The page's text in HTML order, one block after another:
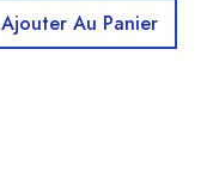
Ajouter Au Panier